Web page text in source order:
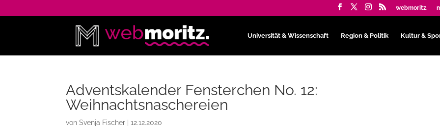
webmoritz.
Universität & Wissenschaft Region & Politik Kultur &
Adventskalender Fensterchen No. 12:
Weihnachtsnaschereien
vonSvenja Fischer |12.12.2020